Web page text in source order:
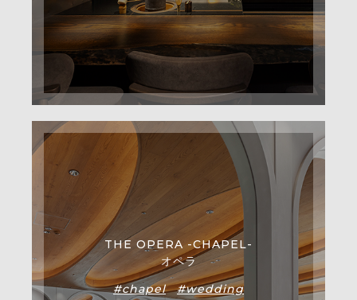
THE OPERA -CHAPEL-
オペラ
#chapel
#wedding